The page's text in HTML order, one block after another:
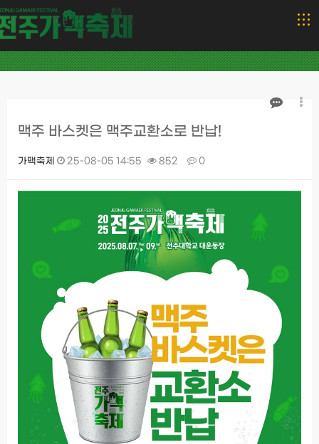
맥주 바스켓은 맥주교환소로 반납!
가맥축제 25-08-05 14:55 852 0